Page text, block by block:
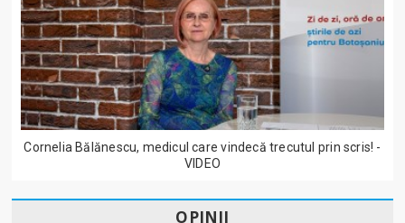
Cornelia Bălănescu, medicul care vindecă trecutul prin scris! -
VIDEO
OPINII